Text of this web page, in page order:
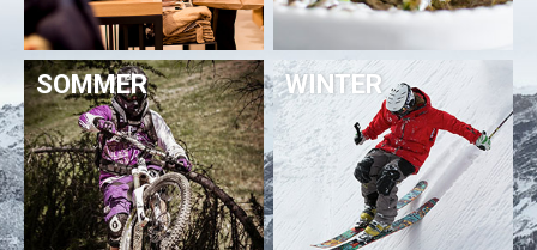
SOMMER WINTER